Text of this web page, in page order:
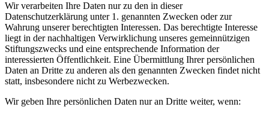
Wir verarbeiten Ihre Daten nur zu den in dieser
Datenschutzerklärung unter 1. genannten Zwecken oder zur
Wahrung unserer berechtigten Interessen. Das berechtigte Interesse
liegt in der nachhaltigen Verwirklichung unseres gemeinnützigen
Stiftungszwecks und eine entsprechende Information der
interessierten Öffentlichkeit. Eine Übermittlung Ihrer persönlichen
Daten an Dritte zu anderen als den genannten Zwecken findet nicht
statt, insbesondere nicht zu Werbezwecken.
Wir geben Ihre persönlichen Daten nur an Dritte weiter, wenn: